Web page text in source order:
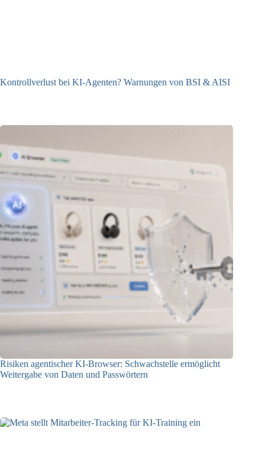
Kontrollverlust bei KI-Agenten? Warnungen von BSI & AISI
Risiken agentischer KI-Browser: Schwachstelle ermöglicht
Weitergabe von Daten und Passwörtern